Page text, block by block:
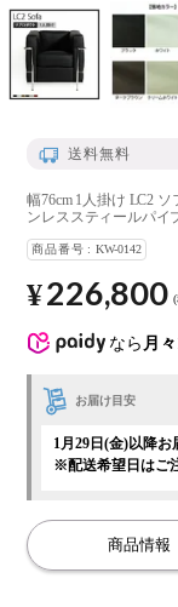
送料無料
幅76cm 1人掛け LC2
ンレススティールパイ
商品番号 KW-0142
なら 月
¥226,800
お届け目安
1月29日(金)以降お
※配送希望日はご
商品情報